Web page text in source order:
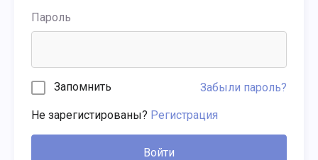
Пароль
Запомнить Забыли пароль?
Не зарегистированы? Регистрация